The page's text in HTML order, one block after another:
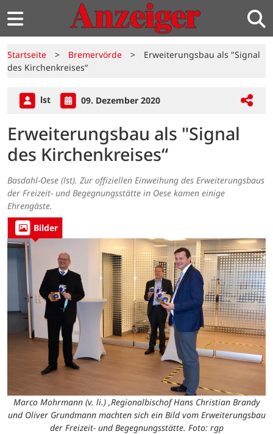
Startseite > Bremervörde >
Erweiterungsbau als "Signal
des Kirchenkreises“
lst 09. Dezember 2020
Erweiterungsbau als "Signal
des Kirchenkreises“
Basdahl-Oese (lst). Zur offiziellen Einweihung des Erweiterungsbaus
der Freizeit- und Begegnungsstätte in Oese kamen einige
Ehrengäste.
Bilder
Marco Mohrmann (v. li.) ,Regionalbischof Hans Christian Brandy
und Oliver Grundmann machten sich ein Bild vom Erweiterungsbau
der Freizeit- und Begegnungsstätte. Foto: rgp